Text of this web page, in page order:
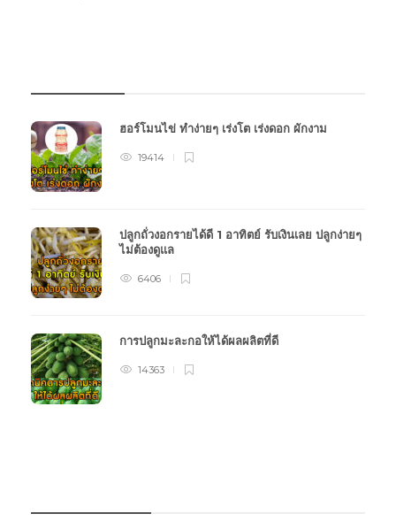
ฮอร์โมนไข่ ทำง่ายๆ เร่งโต เร่งดอก ผักงาม
19414
ปลูกถั่วงอกรายได้ดี 1 อาทิตย์ รับเงินเลย ปลูกง่ายๆ
ไม่ต้องดูแล
6406
การปลูกมะละกอให้ได้ผลผลิตที่ดี
14363